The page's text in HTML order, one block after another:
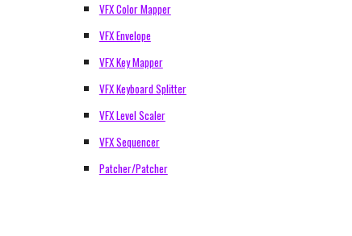
VFX Color Mapper
VFX Envelope
VFX Key Mapper
VFX Keyboard Splitter
VFX Level Scaler
VFX Sequencer
Patcher/Patcher